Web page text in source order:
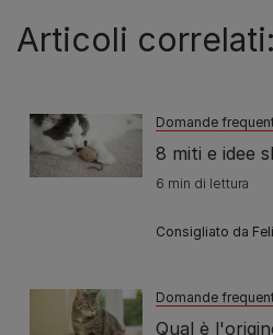
Articoli correlati:
Domande
8 miti e idee
6 min di lettura
Consigliato da
Domande
Qual è